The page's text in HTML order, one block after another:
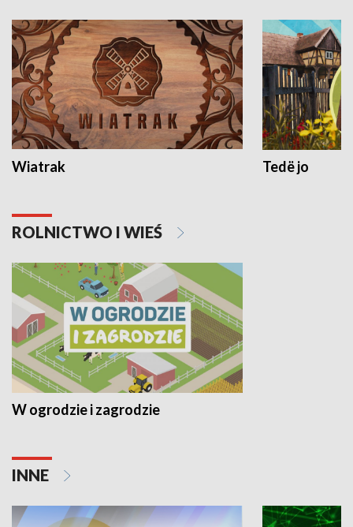
Wiatrak Tedë jo
ROLNICTWO I WIEŚ
W ogrodzie i zagrodzie
INNE